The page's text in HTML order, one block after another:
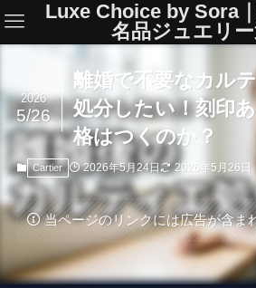
Luxe Choice by Sora
名品ジュエリ
離婚で不要なカル
処分したい！刻印
格はつくのか？
2026
5/26
Cartier 2026年5月24日 2026年5月26日
当ページのリンクには広告が含ま